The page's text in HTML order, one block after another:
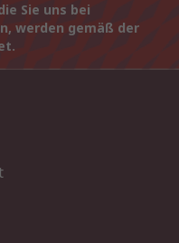
Sie uns bei
werden gemäß der